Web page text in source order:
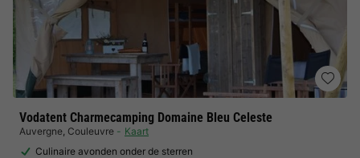
Vodatent Charmecamping Domaine Bleu Celeste
Auvergne, Couleuvre
Kaart
Culinaire avonden onder de sterren